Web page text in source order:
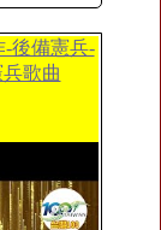
-後備憲兵-
歌曲